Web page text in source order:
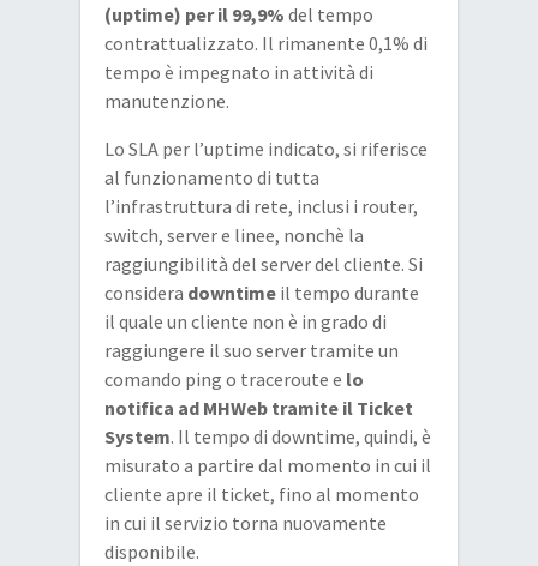
(uptime) per il 99,9% del tempo
contrattualizzato. Il rimanente 0,1% di
tempo è impegnato in attività di
manutenzione.
Lo SLA per l’uptime indicato, si riferisce
al funzionamento di tutta
l’infrastruttura di rete, inclusi i router,
switch, server e linee, nonchè la
raggiungibilità del server del cliente. Si
considera downtime il tempo durante
il quale un cliente non è in grado di
raggiungere il suo server tramite un
comando ping o traceroute e lo
notifica ad MHWeb tramite il Ticket
System. Il tempo di downtime, quindi, è
misurato a partire dal momento in cui il
cliente apre il ticket, fino al momento
in cui il servizio torna nuovamente
disponibile.